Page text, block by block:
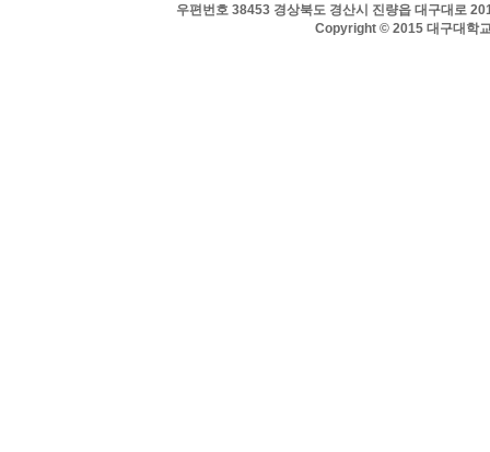
우편번호 38453 경상북도 경산시 진량읍 대구대로
Copyright © 2015 대구대학